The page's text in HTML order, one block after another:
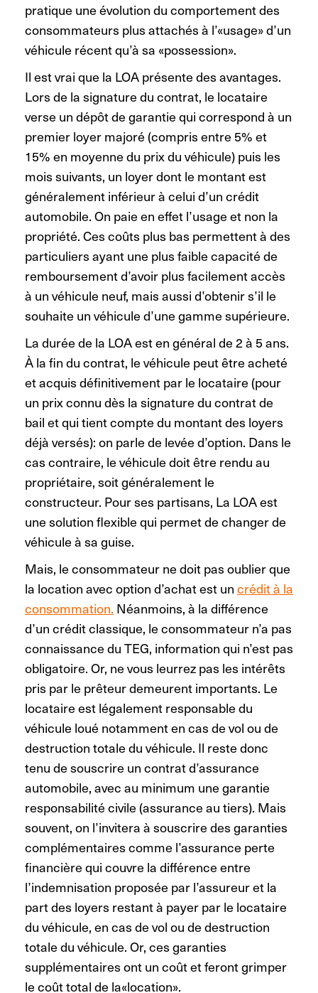
pratique une évolution du comportement des
consommateurs plus attachés à l’«usage» d’un
véhicule récent qu’à sa «possession».
Il est vrai que la LOA présente des avantages.
Lors de la signature du contrat, le locataire
verse un dépôt de garantie qui correspond à un
premier loyer majoré (compris entre 5% et
15% en moyenne du prix du véhicule) puis les
mois suivants, un loyer dont le montant est
généralement inférieur à celui d’un crédit
automobile. On paie en effet l’usage et non la
propriété. Ces coûts plus bas permettent à des
particuliers ayant une plus faible capacité de
remboursement d’avoir plus facilement accès
à un véhicule neuf, mais aussi d’obtenirs’il le
souhaite un véhicule d’une gamme supérieure.
La durée de la LOA est en général de 2 à 5 ans.
À la fin du contrat, le véhicule peut être acheté
et acquis définitivement par le locataire (pour
un prix connu dès la signature du contrat de
bail et qui tient compte du montant des loyers
déjà versés): on parle de levée d’option. Dans le
cas contraire, le véhicule doit être rendu au
propriétaire, soit généralement le
constructeur. Pour ses partisans, La LOA est
une solution flexible qui permet de changer de
véhicule à sa guise.
Mais, le consommateur ne doit pas oublier que
la location avec option d’achat est un crédit à la
consommation. Néanmoins, à la différence
d’un crédit classique, le consommateur n’a pas
connaissance du TEG, information qui n’est pas
obligatoire. Or, ne vous leurrez pas les intérêts
pris par le prêteur demeurent importants. Le
locataire est légalement responsable du
véhicule loué notamment en cas de vol ou de
destruction totale du véhicule. Il reste donc
tenu de souscrire un contrat d’assurance
automobile, avec au minimum une garantie
responsabilité civile (assurance au tiers). Mais
souvent, on l’invitera à souscrire des garanties
complémentaires comme l’assurance perte
financière qui couvre la différence entre
l’indemnisation proposée par l’assureur et la
part des loyers restant à payer par le locataire
du véhicule, en cas de vol ou de destruction
totale du véhicule. Or, ces garanties
supplémentaires ont un coût et feront grimper
le coût total de la«location».